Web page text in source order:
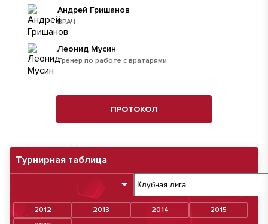
Турнирная таблица
2012 2013 2014
2015
ВРАЧ
Андрей Гришанов
Тренер по работе с вратарями
Леонид Мусин
ПРОТОКОЛ